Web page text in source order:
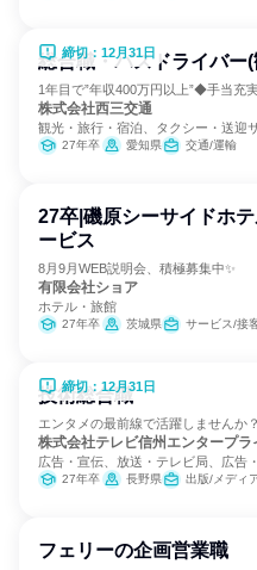
締切：12月31日
総合職・バスドライバー
1年目で”年収400万円以上”◆手当
株式会社西三交通
観光・旅行・宿泊、タクシー・送迎
27年卒 愛知県 交通/運輸
27卒|磯原シーサイドホ
ービス
8月9月WEB説明会、積極募集中✨
有限会社ショア
ホテル・旅館
27年卒 茨城県 サービス/接
締切：12月31日
技術総合職
エンタメの最前線で活躍しませんか
株式会社テレビ信州エンタープラ
広告・宣伝、放送・テレビ局、広告
27年卒 長野県 出版/メディ
フェリーの企画営業職